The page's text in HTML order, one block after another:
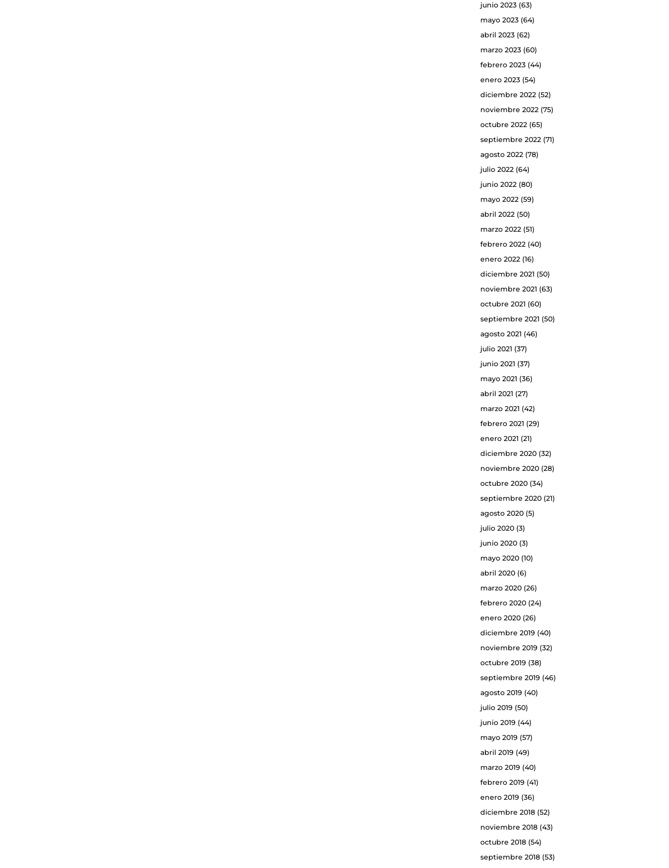
junio 2023(63)
mayo 2023(64)
abril 2023(62)
marzo 2023(60)
febrero 2023(44)
enero 2023(54)
diciembre 2022(52)
noviembre 2022(75)
octubre 2022(65)
septiembre 2022(71)
agosto 2022(78)
julio 2022(64)
junio 2022(80)
mayo 2022(59)
abril 2022(50)
marzo 2022(51)
febrero 2022(40)
enero 2022(16)
diciembre 2021 (50)
noviembre 2021 (63)
octubre 2021 (60)
septiembre 2021 (50)
agosto 2021 (46)
julio 2021 (37)
junio 2021 (37)
mayo 2021 (36)
abril 2021 (27)
marzo 2021 (42)
febrero 2021 (29)
enero 2021 (21)
diciembre 2020(32)
noviembre 2020(28)
octubre 2020(34)
septiembre 2020(21)
agosto 2020(5)
julio 2020(3)
junio 2020(3)
mayo 2020(10)
abril 2020(6)
marzo 2020(26)
febrero 2020(24)
enero 2020(26)
diciembre 2019 (40)
noviembre 2019 (32)
octubre 2019 (38)
septiembre 2019 (46)
agosto 2019 (40)
julio 2019 (50)
junio 2019 (44)
mayo 2019 (57)
abril 2019 (49)
marzo 2019 (40)
febrero 2019 (41)
enero 2019 (36)
diciembre 2018(52)
noviembre 2018(43)
octubre 2018(54)
septiembre 2018(53)